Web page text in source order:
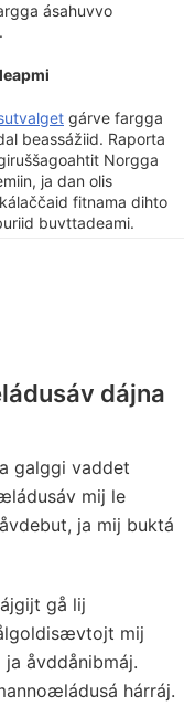
ásahuvvo
gárve fargga
beassážiid. Raporta
Norgga
ja dan olis
fitnama dihto
buvttadeami.
dájna
galggi vaddet
mij le
ja mij buktá
gå lij
mij
åvddånibmáj.
hárráj.